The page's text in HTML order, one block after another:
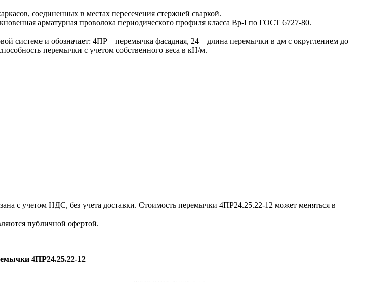
соединенных в местах пересечения стержней сваркой.
арматурная проволока периодического профиля класса Вр-I по ГОСТ 6727-80.
системе и обозначает: 4ПР – перемычка фасадная, 24 – длина перемычки в дм с округлением до
перемычки с учетом собственного веса в кН/м.
с учетом НДС, без учета доставки. Стоимость перемычки 4ПР24.25.22-12 может меняться в
публичной офертой.
4ПР24.25.22-12